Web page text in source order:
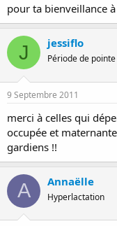
pour ta bienveillance
J jessiflo
Période de pointe
9 Septembre 2011
merci à celles qui
occupée et
gardiens !!
A Annaëlle
Hyperlactation